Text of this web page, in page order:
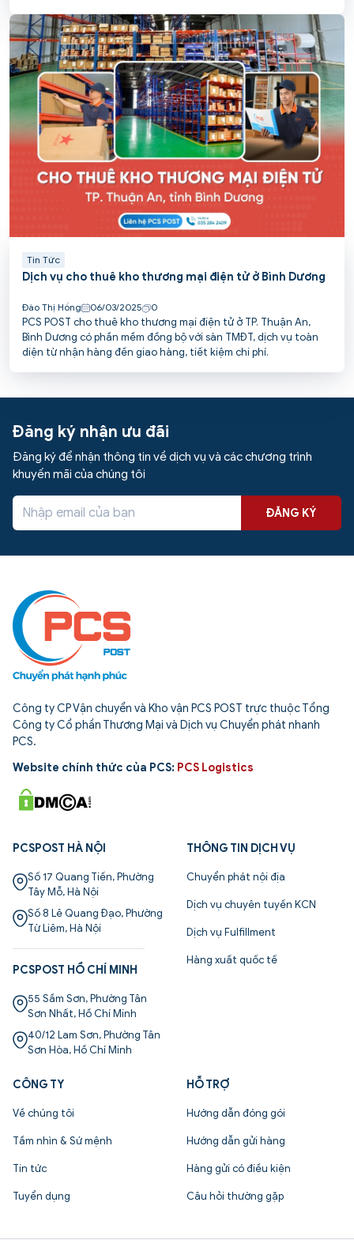
ra khuyến cáo cụ thể.
Tin Tức
Dịch vụ cho thuê kho thương mại điện tử ở Bình Dương
Đào Thị Hồng 06/03/2025 0
PCS POST cho thuê kho thương mại điện tử ở TP. Thuận An,
Bình Dương có phần mềm đồng bộ với sàn TMĐT, dịch vụ toàn
diện từ nhận hàng đến giao hàng, tiết kiệm chi phí.
Đăng ký nhận ưu đãi
Đăng ký để nhận thông tin về dịch vụ và các chương trình
khuyến mãi của chúng tôi
ĐĂNG KÝ
Công ty CP Vận chuyển và Kho vận PCS POST trực thuộc Tổng
Công ty Cổ phần Thương Mại và Dịch vụ Chuyển phát nhanh
PCS.
Website chính thức của PCS: PCS Logistics
PCSPOST HÀ NỘI
Số 17 Quang Tiến, Phường
Tây Mỗ, Hà Nội
Số 8 Lê Quang Đạo, Phường
Từ Liêm, Hà Nội
PCSPOST HỒ CHÍ MINH
55 Sầm Sơn, Phường Tân
Sơn Nhất, Hồ Chí Minh
40/12 Lam Sơn, Phường Tân
Sơn Hòa, Hồ Chí Minh
THÔNG TIN DỊCH VỤ
Chuyển phát nội địa
Dịch vụ chuyên tuyến KCN
Dịch vụ Fulfillment
Hàng xuất quốc tế
CÔNG TY
Về chúng tôi
Tầm nhìn & Sứ mệnh
Tin tức
Tuyển dụng
HỖ TRỢ
Hướng dẫn đóng gói
Hướng dẫn gửi hàng
Hàng gửi có điều kiện
Câu hỏi thường gặp